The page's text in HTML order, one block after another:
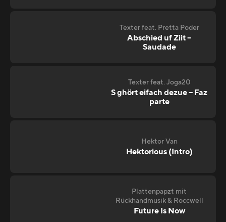
Texter feat. Pretta Poder
Abschied uf Ziit –
Saudade
Texter feat. Joga20
S ghört eifach dezue – Faz
parte
Hektor Van
Hektorious (Intro)
Plattenpapzt mit
Rückhandmusik & Roccwell
Future Is Now